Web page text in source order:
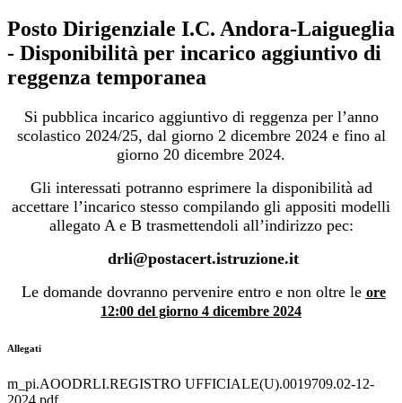
Posto Dirigenziale I.C. Andora-Laigueglia
- Disponibilità per incarico aggiuntivo di
reggenza temporanea
Si pubblica incarico aggiuntivo di reggenza per l’anno
scolastico 2024/25, dal giorno 2 dicembre 2024 e fino al
giorno 20 dicembre 2024.
Gli interessati potranno esprimere la disponibilità ad
accettare l’incarico stesso compilando gli appositi modelli
allegato A e B trasmettendoli all’indirizzo pec:
drli@postacert.istruzione.it
Le domande dovranno pervenire entro e non oltre le ore
12:00 del giorno 4 dicembre 2024
Allegati
m_pi.AOODRLI.REGISTRO UFFICIALE(U).0019709.02-12-
2024.pdf